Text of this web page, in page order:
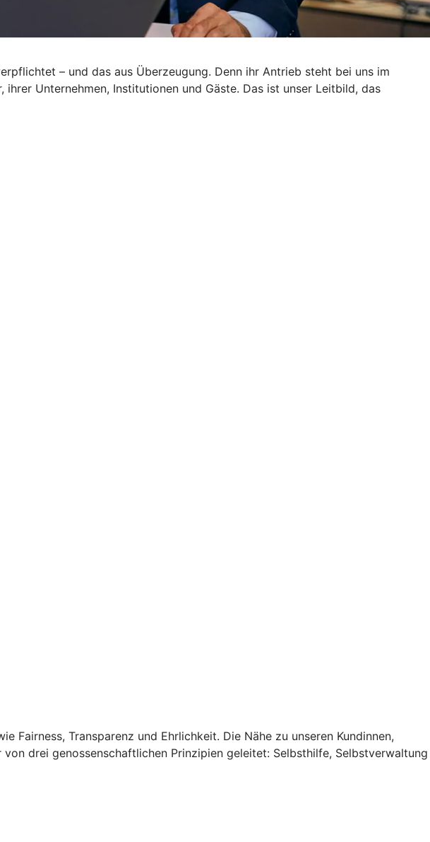
– und das aus Überzeugung. Denn ihr Antrieb steht bei uns im
Unternehmen, Institutionen und Gäste. Das ist unser Leitbild, das
Fairness, Transparenz und Ehrlichkeit. Die Nähe zu unseren Kundinnen,
drei genossenschaftlichen Prinzipien geleitet: Selbsthilfe, Selbstverwaltung